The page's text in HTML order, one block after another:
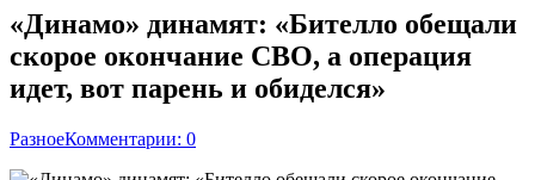
«Динамо» динамят: «Бителло обещали
скорое окончание СВО, а операция
идет, вот парень и обиделся»
РазноеКомментарии: 0